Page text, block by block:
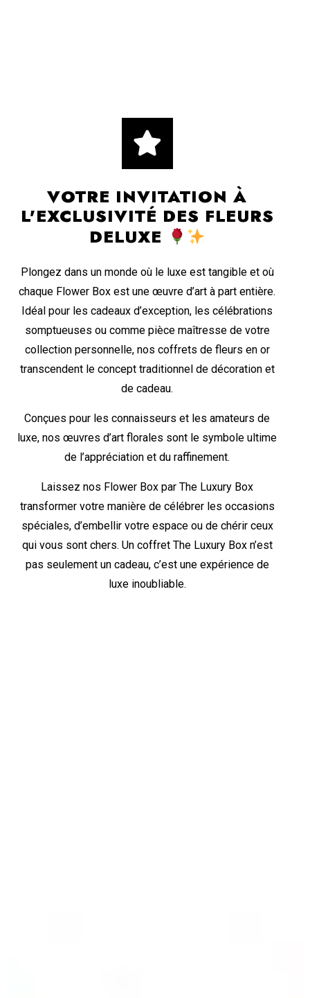
VOTRE INVITATION À
L'EXCLUSIVITÉ DES FLEURS
DELUXE
Plongez dans un monde où le luxe est tangible et où
chaque Flower Box est une œuvre d’art à part entière.
Idéal pour les cadeaux d’exception, les célébrations
somptueuses ou comme pièce maîtresse de votre
collection personnelle, nos coffrets de fleurs en or
transcendent le concept traditionnel de décoration et
de cadeau.
Conçues pour les connaisseurs et les amateurs de
luxe, nos œuvres d’art florales sont le symbole ultime
de l’appréciation et du raffinement.
Laissez nos Flower Box par The Luxury Box
transformer votre manière de célébrer les occasions
spéciales, d’embellir votre espace ou de chérir ceux
qui vous sont chers. Un coffret The Luxury Box n’est
pas seulement un cadeau, c’est une expérience de
luxe inoubliable.